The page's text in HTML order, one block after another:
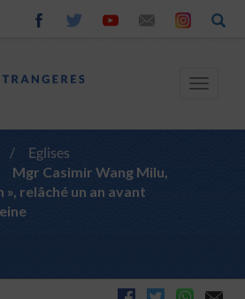
Toggle
/
Eglises
Mgr Casimir Wang Milu,
relâché un an avant